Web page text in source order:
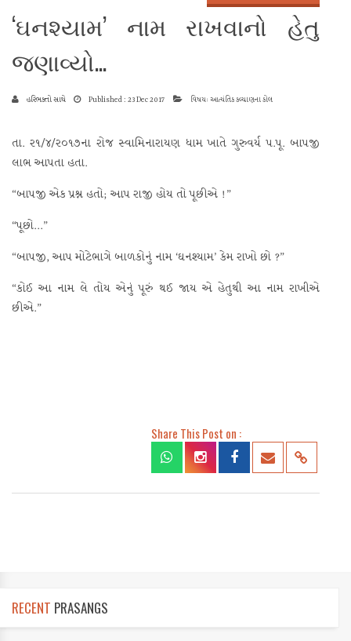
‘ઘનશ્યામ’ નામ રાખવાનો હેતુ
જણાવ્યો...
હરિભક્તો સાથે Published : 23 Dec 2017 વિષય: આત્યંતિક કલ્યાણના કોલ
તા. ૨૧/૪/૨૦૧૭ના રોજ સ્વામિનારાયણ ધામ ખાતે ગુરુવર્ય પ.પૂ. બાપજી
લાભ આપતા હતા.
“બાપજી એક પ્રશ્ન હતો; આપ રાજી હોય તો પૂછીએ !”
“પૂછો...”
“બાપજી, આપ મોટેભાગે બાળકોનું નામ ‘ઘનશ્યામ’ કેમ રાખો છો ?”
“કોઈ આ નામ લે તોય એનું પૂરું થઈ જાય એ હેતુથી આ નામ રાખીએ
છીએ.”
Share This Post on :
RECENT PRASANGS